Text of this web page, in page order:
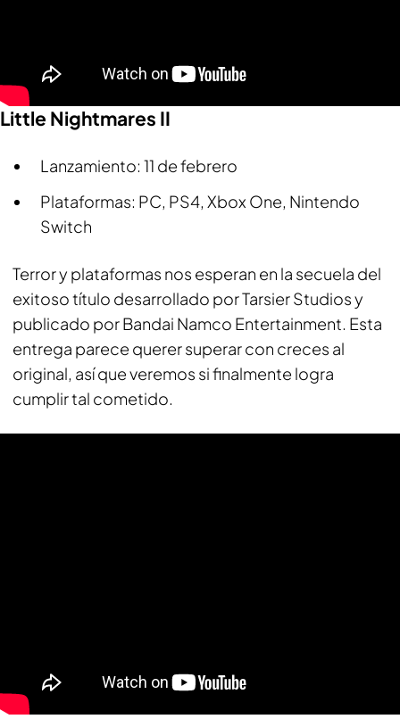
Little Nightmares II
Lanzamiento: 11 de febrero
Plataformas: PC, PS4, Xbox One, Nintendo
Switch
Terror y plataformas nos esperan en la secuela del
exitoso título desarrollado por Tarsier Studios y
publicado por Bandai Namco Entertainment. Esta
entrega parece querer superar con creces al
original, así que veremos si finalmente logra
cumplir tal cometido.